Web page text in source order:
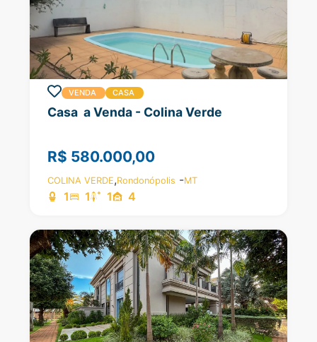
VENDA CASA
Casa a Venda - Colina Verde
R$ 580.000,00
COLINA VERDE,Rondonópolis -MT
1 1 1 4